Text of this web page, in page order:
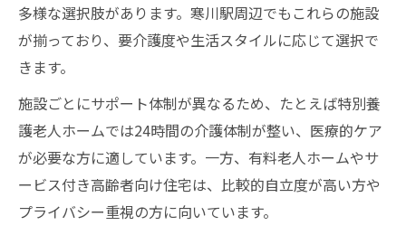
多様な選択肢があります。寒川駅周辺でもこれらの施設
が揃っており、要介護度や生活スタイルに応じて選択で
きます。
施設ごとにサポート体制が異なるため、たとえば特別養
護老人ホームでは24時間の介護体制が整い、医療的ケア
が必要な方に適しています。一方、有料老人ホームやサ
ービス付き高齢者向け住宅は、比較的自立度が高い方や
プライバシー重視の方に向いています。